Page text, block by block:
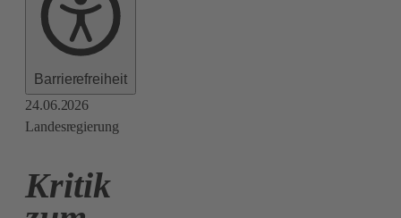
Barrierefreiheit
24.06.2026
Landesregierung
Kritik